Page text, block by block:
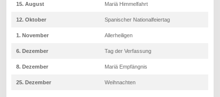
15. August Mariä Himmelfahrt
12. Oktober Spanischer Nationalfeiertag
1. November Allerheiligen
6. Dezember Tag der Verfassung
8. Dezember Mariä Empfängnis
25. Dezember Weihnachten